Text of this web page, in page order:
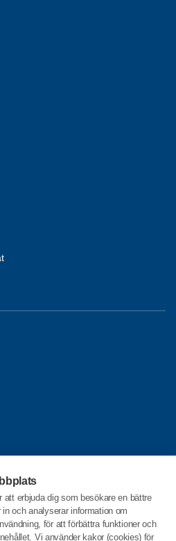
erbjuda dig som besökare en bättre
och analyserar information om
för att förbättra funktioner och
Vi använder kakor (cookies) för